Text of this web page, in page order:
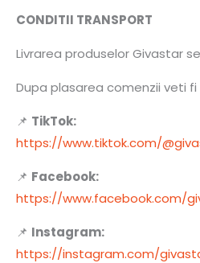
CONDITII TRANSPORT
Livrarea produselor Givastar
Dupa plasarea comenzii veti
📌 TikTok:
https://www.tiktok.com/
📌 Facebook:
https://www.facebook.com/
📌 Instagram:
https://instagram.com/